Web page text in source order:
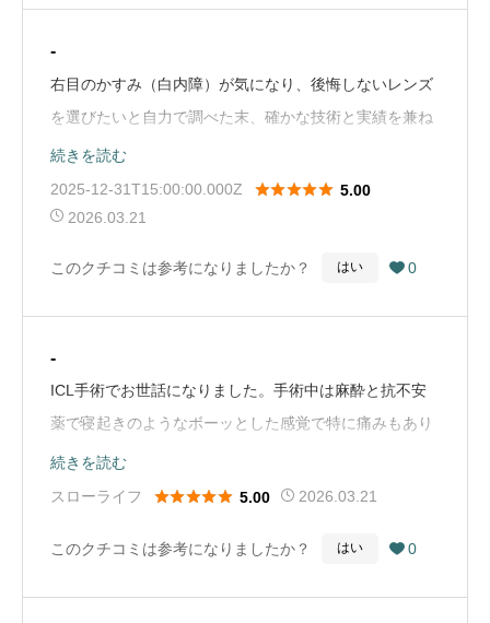
ッピングしたりとイベントにしてました。そういうのも
定期検診のめんどくささの解消じゃないかと感じます。
（Google Mapから引用）
-
右目のかすみ（白内障）が気になり、後悔しないレンズ
を選びたいと自力で調べた末、確かな技術と実績を兼ね
備えている三太郎先生にたどり着きました。県外でかな
り遠かったのですが、新幹線で通院しました。三太郎先
生は、私の要望にじっくりと耳を傾けてくださるだけで
案してくださいました。私は将来的なレンズの安定性を
高めるためのリングの併用も希望して、快く対応してい
方々も非常に丁寧で、すべてに納得した状態で手術に臨
めたことが大きな安心感に繋がりました。手術の翌朝に
いる景色が実はこんなにも明るく鮮やかだったのかと感
じたのを覚えています。多焦点レンズは非常に素晴らし
いものですが、術後の感想として、決して「万能」では
続きを読む
2025-12-31T15:00:00.000Z
 5.00
2026.03.21
このクチコミは参考になりましたか？ はい  0
-
ICL手術でお世話になりました。手術中は麻酔と抗不安
薬で寝起きのようなボーッとした感覚で特に痛みもあり
ませんでした。目を触られている感覚はありますが、両
目5分ほどで終わるので不快感を感じるまでもなく気付
すが、野口三太朗先生に執刀していただけたことを考え
続きを読む
スローライフ
 5.00 2026.03.21
このクチコミは参考になりましたか？ はい  0